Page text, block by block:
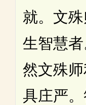
就。文
生智慧
然文殊
具庄严